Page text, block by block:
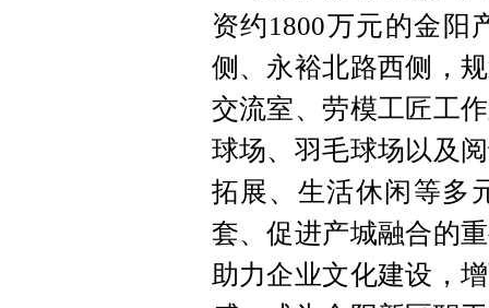
资约1800万元的金阳
侧、永裕北路西侧，
交流室、劳模工匠工
球场、羽毛球场以及
拓展、生活休闲等多
套、促进产城融合的
助力企业文化建设，